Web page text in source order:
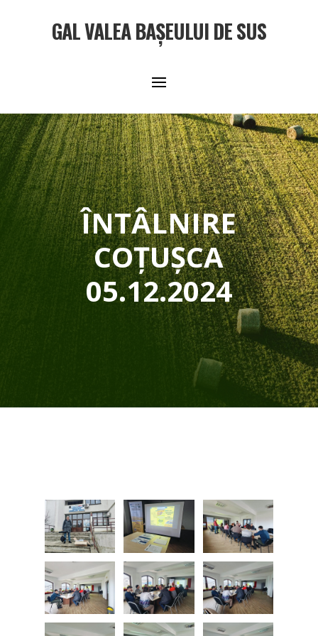
GAL VALEA BAȘEULUI DE SUS
ÎNTÂLNIRE
COȚUȘCA
05.12.2024